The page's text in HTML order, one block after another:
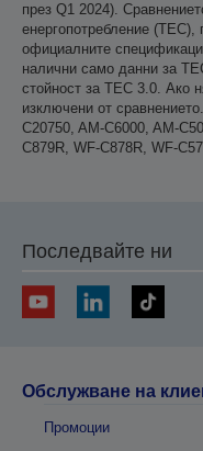
през Q1 2024).
енергопотребление
официалните
налични само данни за
стойност за TEC 3.0. Ако
изключени от
C20750, AM-C6000, AM-
C879R, WF-C878R, WF-
Последвайте ни
Обслужване на
Промоции